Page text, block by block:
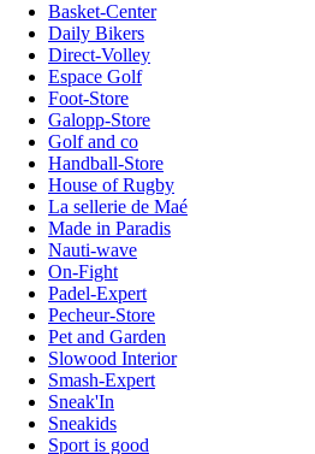
Basket-Center
Daily Bikers
Direct-Volley
Espace Golf
Foot-Store
Galopp-Store
Golf and co
Handball-Store
House of Rugby
La sellerie de Maé
Made in Paradis
Nauti-wave
On-Fight
Padel-Expert
Pecheur-Store
Pet and Garden
Slowood Interior
Smash-Expert
Sneak'In
Sneakids
Sport is good